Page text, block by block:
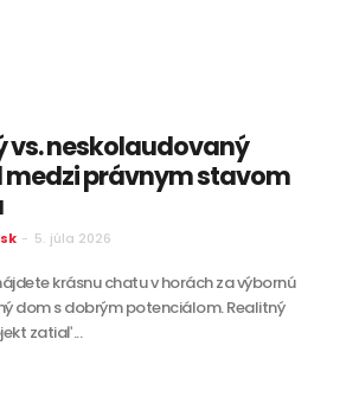
vs. neskolaudovaný
medzi právnym stavom
- 5. júla 2026
krásnu chatu v horách za výbornú
dom s dobrým potenciálom. Realitný
zatiaľ...